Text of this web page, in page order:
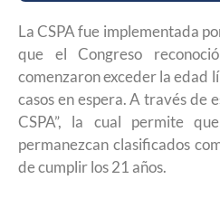
La CSPA fue implementada
que el Congreso
comenzaron exceder la edad
casos en espera. A través de
CSPA”, la cual permite
permanezcan clasificados
de cumplir los 21 años.